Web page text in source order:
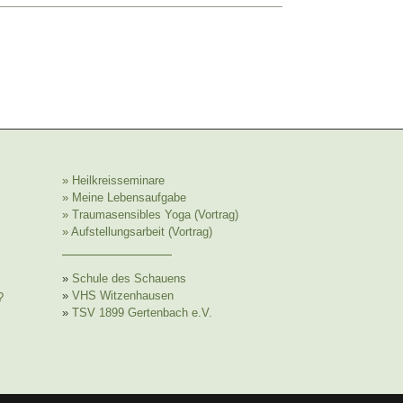
» Heilkreisseminare
» Meine Lebensaufgabe
» Traumasensibles Yoga (Vortrag)
» Aufstellungsarbeit (Vortrag)
» Schule des Schauens
» VHS Witzenhausen
» TSV 1899 Gertenbach e.V.